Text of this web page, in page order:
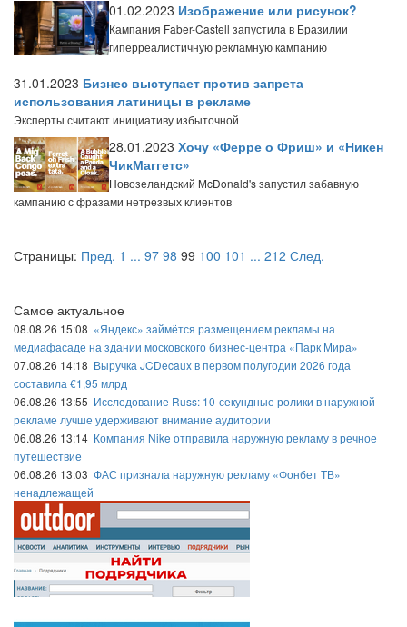
01.02.2023 Изображение или рисунок?
Кампания Faber-Castell запустила в Бразилии
гиперреалистичную рекламную кампанию
31.01.2023 Бизнес выступает против запрета
использования латиницы в рекламе
Эксперты считают инициативу избыточной
28.01.2023 Хочу «Ферре о Фриш» и «Никен
ЧикМаггетс»
Новозеландский McDonald's запустил забавную
кампанию с фразами нетрезвых клиентов
Страницы: Пред. 1 ... 97 98 99 100 101 ... 212 След.
Самое актуальное
08.08.26 15:08 «Яндекс» займётся размещением рекламы на
медиафасаде на здании московского бизнес-центра «Парк Мира»
07.08.26 14:18 Выручка JCDecaux в первом полугодии 2026 года
составила €1,95 млрд
06.08.26 13:55 Исследование Russ: 10-секундные ролики в наружной
рекламе лучше удерживают внимание аудитории
06.08.26 13:14 Компания Nike отправила наружную рекламу в речное
путешествие
06.08.26 13:03 ФАС признала наружную рекламу «Фонбет ТВ»
ненадлежащей